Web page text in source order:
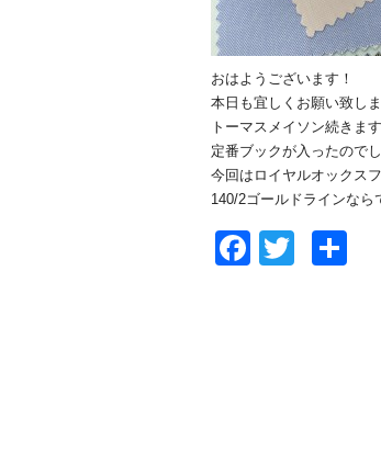
おはようございます！
本日も宜しくお願い致しま
トーマスメイソン続きます
定番ブックが入ったので
今回はロイヤルオックスフ
140/2ゴールドラインな
Twitter